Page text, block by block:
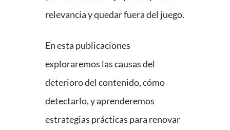
relevancia y quedar fuera del juego.
En esta publicaciones
exploraremos las causas del
deterioro del contenido, cómo
detectarlo, y aprenderemos
estrategias prácticas para renovar